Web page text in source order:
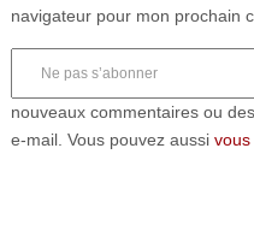
navigateur pour mon prochain
nouveaux commentaires ou
e-mail. Vous pouvez aussi